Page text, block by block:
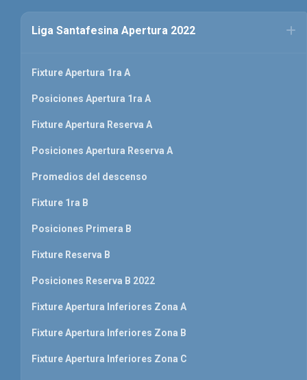
Liga Santafesina Apertura 2022
Fixture Apertura 1ra A
Posiciones Apertura 1ra A
Fixture Apertura Reserva A
Posiciones Apertura Reserva A
Promedios del descenso
Fixture 1ra B
Posiciones Primera B
Fixture Reserva B
Posiciones Reserva B 2022
Fixture Apertura Inferiores Zona A
Fixture Apertura Inferiores Zona B
Fixture Apertura Inferiores Zona C